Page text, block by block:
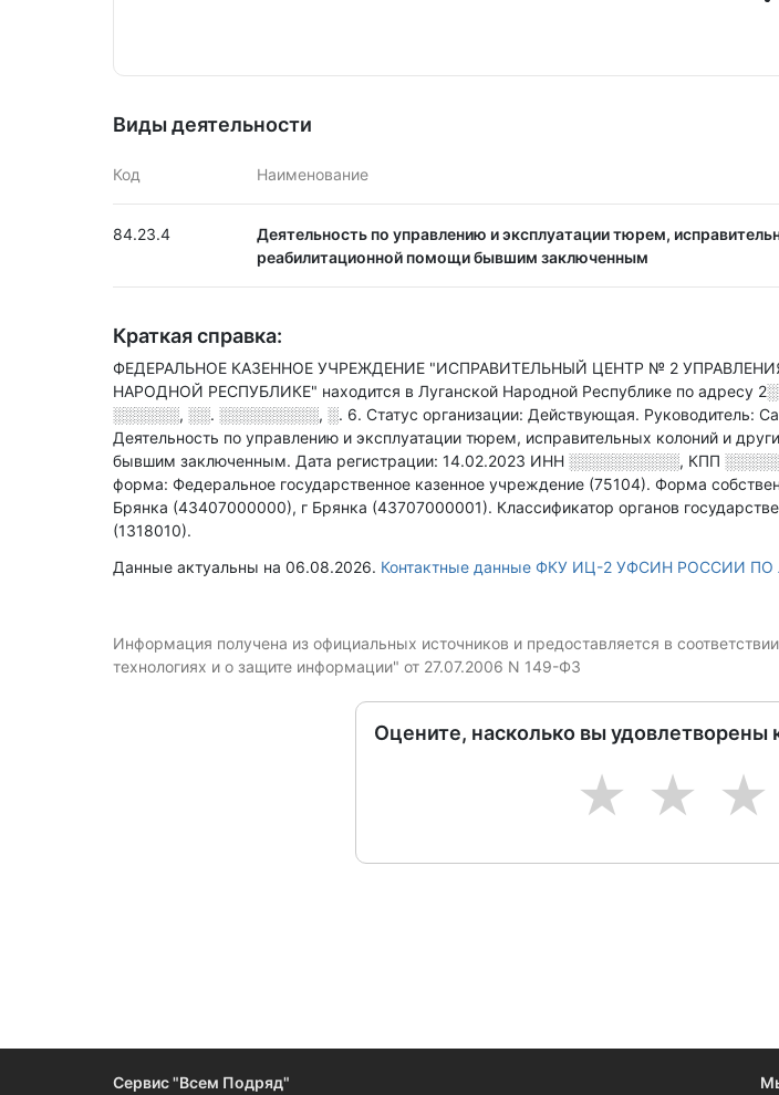
Виды деятельности
Код Наименование
84.23.4
Деятельность по управлению и эксплуатации тюрем,
реабилитационной помощи бывшим заключенным
Краткая справка:
ФЕДЕРАЛЬНОЕ КАЗЕННОЕ УЧРЕЖДЕНИЕ "ИСПРАВИТЕЛЬНЫЙ ЦЕНТР № 2
НАРОДНОЙ РЕСПУБЛИКЕ" находится в Луганской Народной Республике по адресу
░░░░░░, ░░. ░░░░░░░░░, ░. 6. Статус организации: Действующая. Руководитель:
Деятельность по управлению и эксплуатации тюрем, исправительных колоний и
бывшим заключенным. Дата регистрации: 14.02.2023 ИНН ░░░░░░░░░░, КПП
форма: Федеральное государственное казенное учреждение (75104). Форма
Брянка (43407000000), г Брянка (43707000001). Классификатор органов
(1318010).
Данные актуальны на 06.08.2026. Контактные данные ФКУ ИЦ-2 УФСИН РОССИИ
Информация получена из официальных источников и предоставляется в
технологиях и о защите информации" от 27.07.2006 N 149-ФЗ
Оцените, насколько вы
3
2
1
Сервис "Всем Подряд"